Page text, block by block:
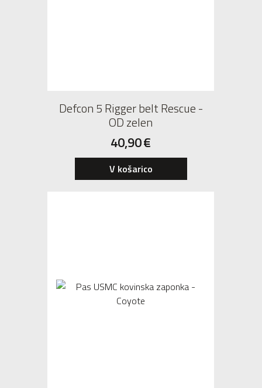
Defcon 5 Rigger belt Rescue -
OD zelen
40,90€
V košarico